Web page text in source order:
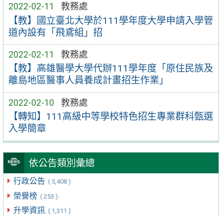
2022-02-11 教務處
【教】國立臺北大學於111學年度大學申請入學管
道內設有「飛鳶組」招
2022-02-11 教務處
【教】高雄醫學大學代辦111學年度「原住民族及
離島地區醫事人員養成計畫招生作業」
2022-02-10 教務處
【轉知】111高級中等學校特色招生專業群科甄選
入學簡章
依公告類別彙總
行政公告 ( 5,408 )
榮譽榜 ( 253 )
升學資訊 ( 1,311 )